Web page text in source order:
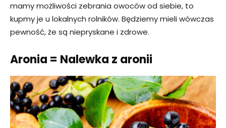
mamy możliwości zebrania owoców od siebie, to
kupmy je u lokalnych rolników. Będziemy mieli wówczas
pewność, że są niepryskane i zdrowe.
Aronia = Nalewka z aronii